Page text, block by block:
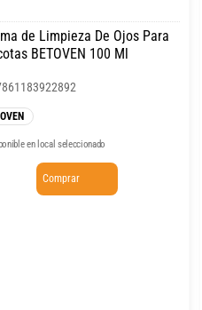
de Limpieza De Ojos Para
BETOVEN 100 Ml
en local seleccionado
Comprar